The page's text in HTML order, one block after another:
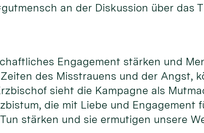
an der Diskussion über das
Engagement stärken und
des Misstrauens und der Angst,
sieht die Kampagne als
die mit Liebe und Engagement
stärken und sie ermutigen unsere